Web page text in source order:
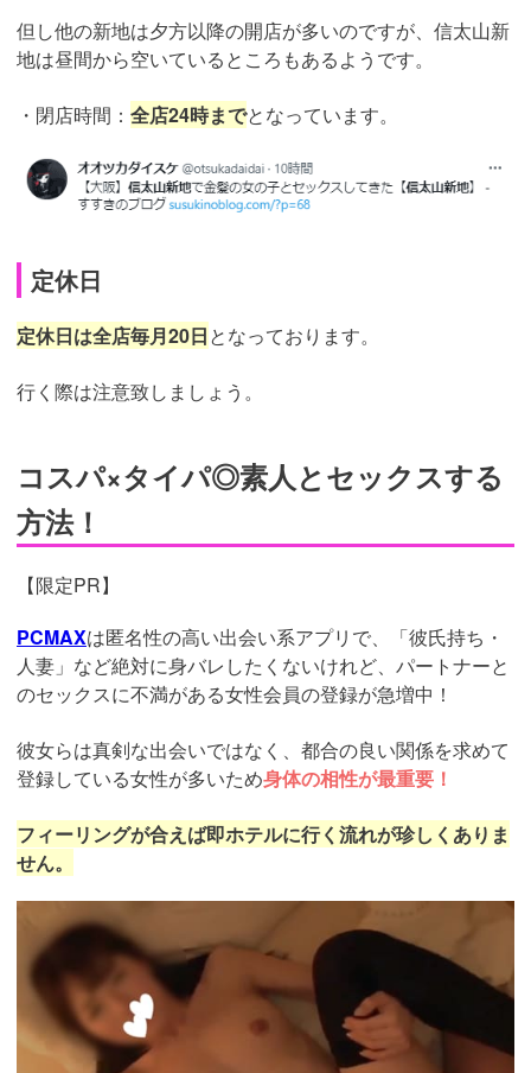
但し他の新地は夕方以降の開店が多いのですが、信太山新
地は昼間から空いているところもあるようです。
・閉店時間： 全店24時までとなっています。
定休日
定休日は全店毎月20日となっております。
行く際は注意致しましょう。
コスパ×タイパ◎素人とセックスする
方法！
【限定PR】
PCMAXは匿名性の高い出会い系アプリで、「彼氏持ち・
人妻」など絶対に身バレしたくないけれど、パートナーと
のセックスに不満がある女性会員の登録が急増中！
彼女らは真剣な出会いではなく、都合の良い関係を求めて
登録している女性が多いため身体の相性が最重要！
フィーリングが合えば即ホテルに行く流れが珍しくありま
せん。
ad_id=rm307152